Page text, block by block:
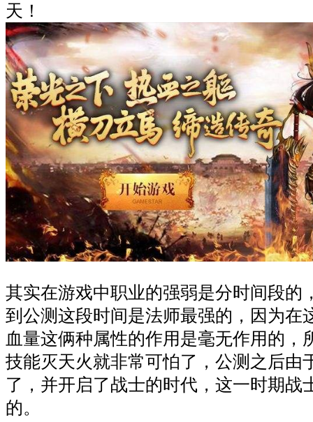
天！
其实在游戏中职业的强弱是分时间段的
到公测这段时间是法师最强的，因为在
血量这俩种属性的作用是毫无作用的，
技能灭天火就非常可怕了，公测之后由
了，并开启了战士的时代，这一时期战
的。